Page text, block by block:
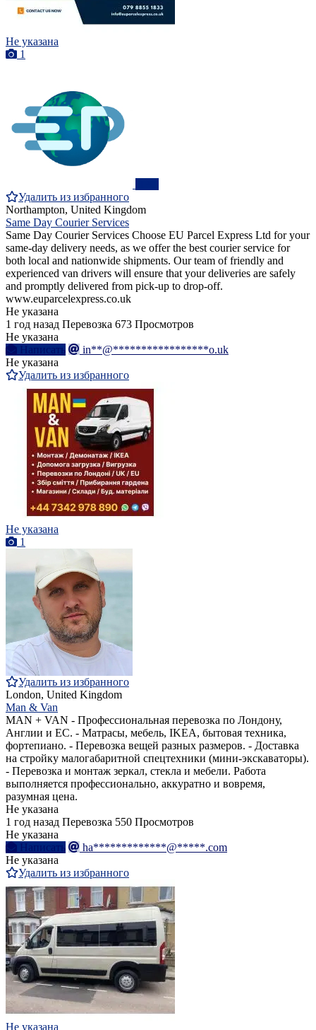
Не указана
1
Удалить из избранного
Northampton, United Kingdom
Same Day Courier Services
Same Day Courier Services Choose EU Parcel Express Ltd for your
same-day delivery needs, as we offer the best courier service for
both local and nationwide shipments. Our team of friendly and
experienced van drivers will ensure that your deliveries are safely
and promptly delivered from pick-up to drop-off.
www.euparcelexpress.co.uk
Не указана
1 год назад Перевозка 673 Просмотров
Не указана
Написать
in**@*****************o.uk
Не указана
Удалить из избранного
Не указана
1
Удалить из избранного
London, United Kingdom
Man & Van
MAN + VAN - Профессиональная перевозка по Лондону,
Англии и ЕС. - Матрасы, мебель, IKEA, бытовая техника,
фортепиано. - Перевозка вещей разных размеров. - Доставка
на стройку малогабаритной спецтехники (мини-экскаваторы).
- Перевозка и монтаж зеркал, стекла и мебели. Работа
выполняется профессионально, аккуратно и вовремя,
разумная цена.
Не указана
1 год назад Перевозка 550 Просмотров
Не указана
Написать
ha*************@*****.com
Не указана
Удалить из избранного
Не указана